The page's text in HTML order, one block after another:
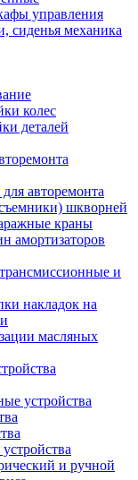
управления
сиденья механика
колес
деталей
авторемонта
шкворней
краны
амортизаторов
и
накладок на
масляных
устройства
и ручной